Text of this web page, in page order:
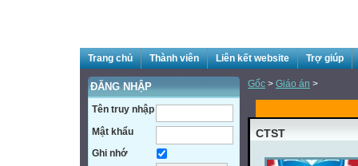
Trang chủ Thành viên Liên kết website Trợ giúp
ĐĂNG NHẬP
Tên truy nhập
Mật khẩu
Ghi nhớ
Gốc > Giáo án >
CTST